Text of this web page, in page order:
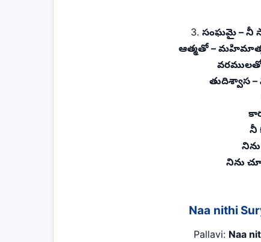
3. సంఘమై – నీ
ఆత్మతో –
వరములతో
తుదిశ్వాస
నీ
నిను
Naa nithi
Pallavi: Naa